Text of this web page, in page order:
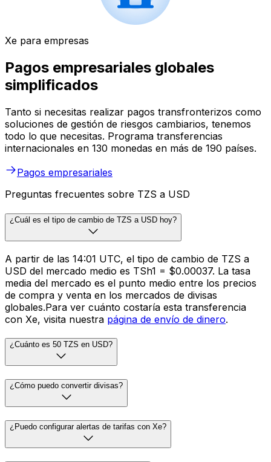
Xe para empresas
Pagos empresariales globales
simplificados
Tanto si necesitas realizar pagos transfronterizos como
soluciones de gestión de riesgos cambiarios, tenemos
todo lo que necesitas. Programa transferencias
internacionales en 130 monedas en más de 190 países.
Pagos empresariales
Preguntas frecuentes sobre TZS a USD
¿Cuál es el tipo de cambio de TZS a USD hoy?
A partir de las 14:01 UTC, el tipo de cambio de TZS a
USD del mercado medio es TSh1 = $0.00037. La tasa
media del mercado es el punto medio entre los precios
de compra y venta en los mercados de divisas
globales.Para ver cuánto costaría esta transferencia
con Xe, visita nuestra página de envío de dinero.
¿Cuánto es 50 TZS en USD?
¿Cómo puedo convertir divisas?
¿Puedo configurar alertas de tarifas con Xe?